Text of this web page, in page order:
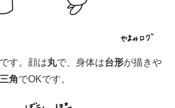
す。顔は丸で、身体は台形が描きや
三角でOKです。